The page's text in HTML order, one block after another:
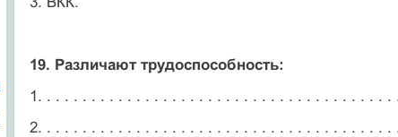
19. Различают трудоспособность:
1. . . . . . . . . . . . . . . . . . . . . . . . . . . . . . . . . . . . . . . .
2. . . . . . . . . . . . . . . . . . . . . . . . . . . . . . . . . . . . . . . .